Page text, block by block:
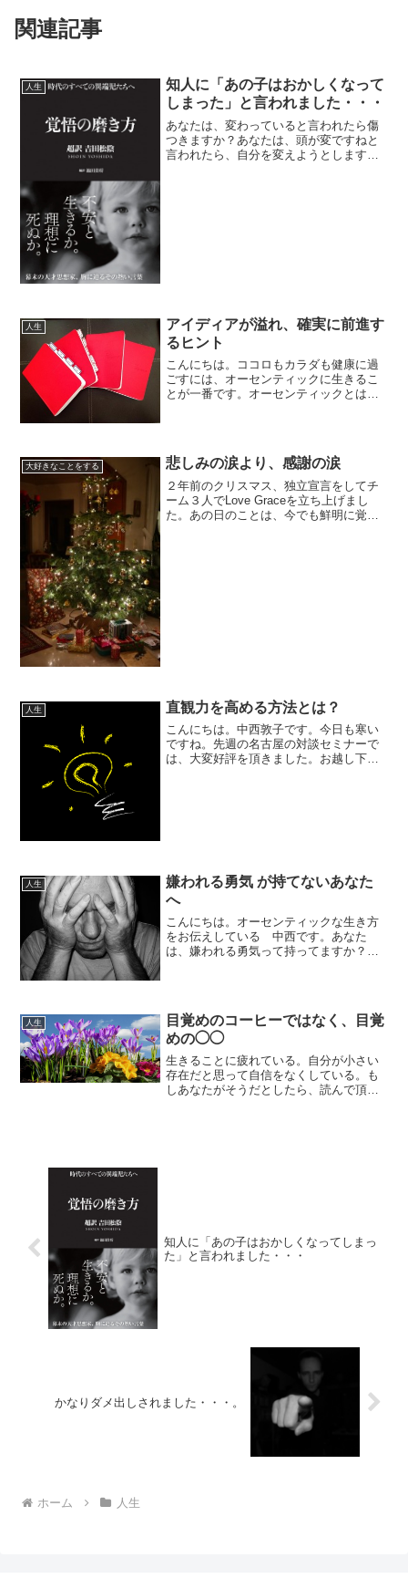
関連記事
人生
知人に「あの子はおかしくなって
しまった」と言われました・・・
あなたは、変わっていると言われたら傷
つきますか？あなたは、頭が変ですねと
言われたら、自分を変えようとします
人生
アイディアが溢れ、確実に前進す
るヒント
こんにちは。ココロもカラダも健康に過
ごすには、オーセンティックに生きるこ
とが一番です。オーセンティックとは、
ために、大切なのはまず【...
大好きなことをする 悲しみの涙より、感謝の涙
２年前のクリスマス、独立宣言をしてチ
ーム３人でLove Graceを立ち上げまし
た。あの日のことは、今でも鮮明に覚え
人生 直観力を高める方法とは？
こんにちは。中西敦子です。今日も寒い
ですね。先週の名古屋の対談セミナーで
は、大変好評を頂きました。お越し下さ
人生
嫌われる勇気 が持てないあなた
へ
こんにちは。オーセンティックな生き方
をお伝えしている 中西です。あなた
は、嫌われる勇気って持ってますか？や
す。けれど、嫌われるのをいと...
人生
目覚めのコーヒーではなく、目覚
めの◯◯
生きることに疲れている。自分が小さい
存在だと思って自信をなくしている。も
しあなたがそうだとしたら、読んで頂き
知人に「あの子はおかしくなってしまっ
た」と言われました・・・
かなりダメ出しされました・・・。
ホーム 人生